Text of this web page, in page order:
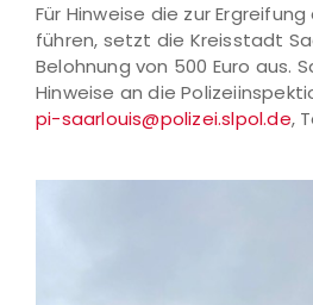
Für Hinweise die zur
führen, setzt die Kreisstadt
Belohnung von 500 Euro aus.
Hinweise an die
pi-saarlouis@polizei.slpol.de,